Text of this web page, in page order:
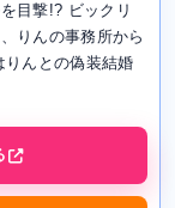
目撃!? ビックリ
りんの事務所から
んとの偽装結婚